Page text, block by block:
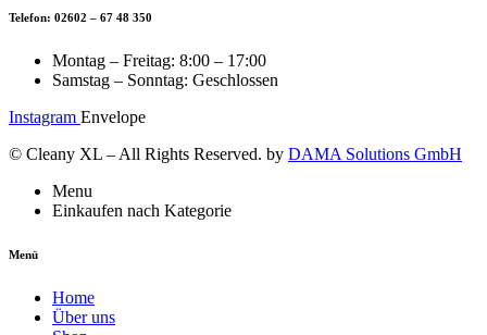
Telefon: 02602 – 67 48 350
Montag – Freitag: 8:00 – 17:00
Samstag – Sonntag: Geschlossen
Instagram Envelope
© Cleany XL – All Rights Reserved. by DAMA Solutions GmbH
Menu
Einkaufen nach Kategorie
Menü
Home
Über uns